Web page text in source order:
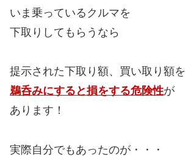
いま乗っているクルマを
下取りしてもらうなら
提示された下取り額、買い取り額を
鵜呑みにすると損をする危険性が
あります！
実際自分でもあったのが・・・